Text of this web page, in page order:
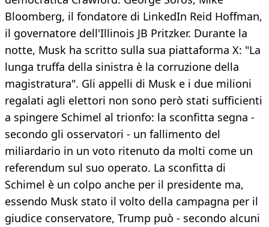
Bloomberg, il fondatore di LinkedIn Reid Hoffman,
il governatore dell'Illinois JB Pritzker. Durante la
notte, Musk ha scritto sulla sua piattaforma X: "La
lunga truffa della sinistra è la corruzione della
magistratura". Gli appelli di Musk e i due milioni
regalati agli elettori non sono però stati sufficienti
a spingere Schimel al trionfo: la sconfitta segna -
secondo gli osservatori - un fallimento del
miliardario in un voto ritenuto da molti come un
referendum sul suo operato. La sconfitta di
Schimel è un colpo anche per il presidente ma,
essendo Musk stato il volto della campagna per il
giudice conservatore, Trump può - secondo alcuni